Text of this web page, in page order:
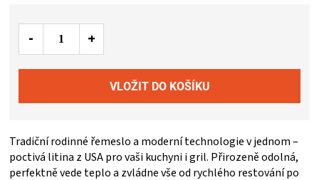
NA
ZRÁNÍ
MASA
Tradiční rodinné řemeslo a moderní technologie v jednom –
poctivá litina z USA pro vaši kuchyni i gril. Přirozeně odolná,
perfektně vede teplo a zvládne vše od rychlého restování po